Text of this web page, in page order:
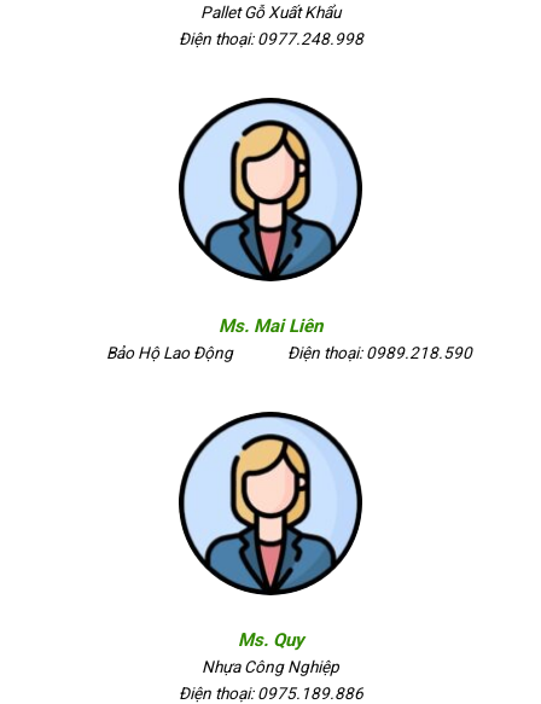
Pallet Gỗ Xuất Khẩu
Điện thoại: 0977.248.998
Ms. Mai Liên
Bảo Hộ Lao Động Điện thoại: 0989.218.590
Ms. Quy
Nhựa Công Nghiệp
Điện thoại: 0975.189.886